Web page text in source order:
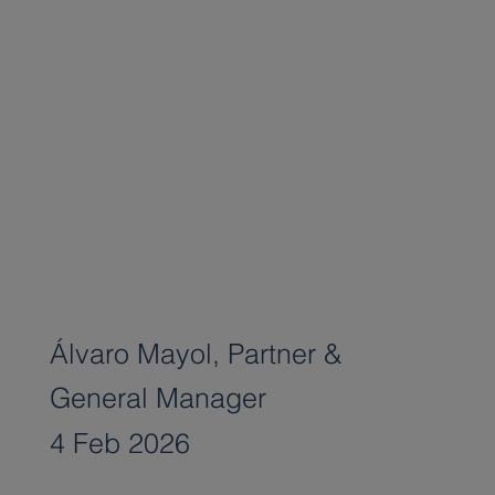
Álvaro Mayol, Partner &
General Manager
4 Feb 2026